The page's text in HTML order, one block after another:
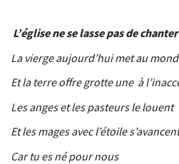
L’église ne se lasse pas de
La vierge aujourd’hui met au
Et la terre offre grotte une à
Les anges et les pasteurs le louent
Et les mages avec l’étoile s’avancent
Car tu es né pour nous